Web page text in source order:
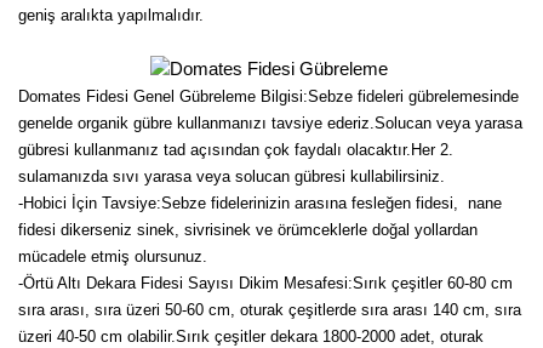
geniş aralıkta yapılmalıdır.
Domates Fidesi Genel Gübreleme Bilgisi:Sebze fideleri gübrelemesinde
genelde organik gübre kullanmanızı tavsiye ederiz.Solucan veya yarasa
gübresi kullanmanız tad açısından çok faydalı olacaktır.Her 2.
sulamanızda sıvı yarasa veya solucan gübresi kullabilirsiniz.
-Hobici İçin Tavsiye:Sebze fidelerinizin arasına fesleğen fidesi, nane
fidesi dikerseniz sinek, sivrisinek ve örümceklerle doğal yollardan
mücadele etmiş olursunuz.
-Örtü Altı Dekara Fidesi Sayısı Dikim Mesafesi:Sırık çeşitler 60-80 cm
sıra arası, sıra üzeri 50-60 cm, oturak çeşitlerde sıra arası 140 cm, sıra
üzeri 40-50 cm olabilir.Sırık çeşitler dekara 1800-2000 adet, oturak
Muz Fidanı
Nadir Çeşit Meyveler
Nar Fidanı
Narenciye Fidanları
Nektarin Fidanı
Papaya Fidanı
Pepino Fidanı